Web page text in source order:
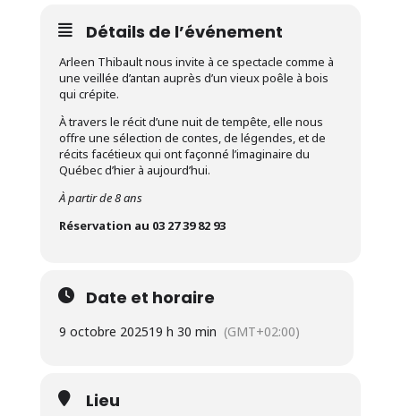
Détails de l’événement
Arleen Thibault nous invite à ce spectacle comme à
une veillée d’antan auprès d’un vieux poêle à bois
qui crépite.
À travers le récit d’une nuit de tempête, elle nous
offre une sélection de contes, de légendes, et de
récits facétieux qui ont façonné l’imaginaire du
Québec d’hier à aujourd’hui.
À partir de 8 ans
Réservation au 03 27 39 82 93
Date et horaire
9 octobre 202519 h 30 min (GMT+02:00)
Lieu